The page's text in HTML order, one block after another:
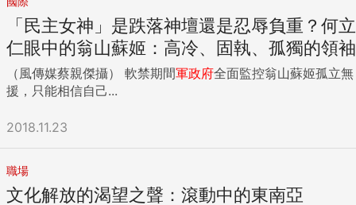
「民主女神」是跌落神壇還是忍辱負重？何立
仁眼中的翁山蘇姬：高冷、固執、孤獨的領袖
（風傳媒蔡親傑攝） 軟禁期間軍政府全面監控翁山蘇姬孤立無
援，只能相信自己...
2018.11.23
職場
文化解放的渴望之聲：滾動中的東南亞